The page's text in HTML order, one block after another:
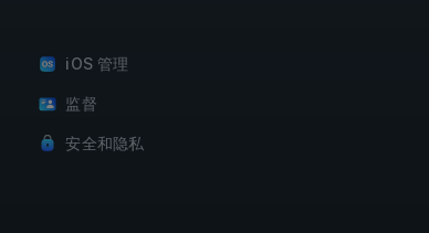
iOS 管理
监督
安全和隐私